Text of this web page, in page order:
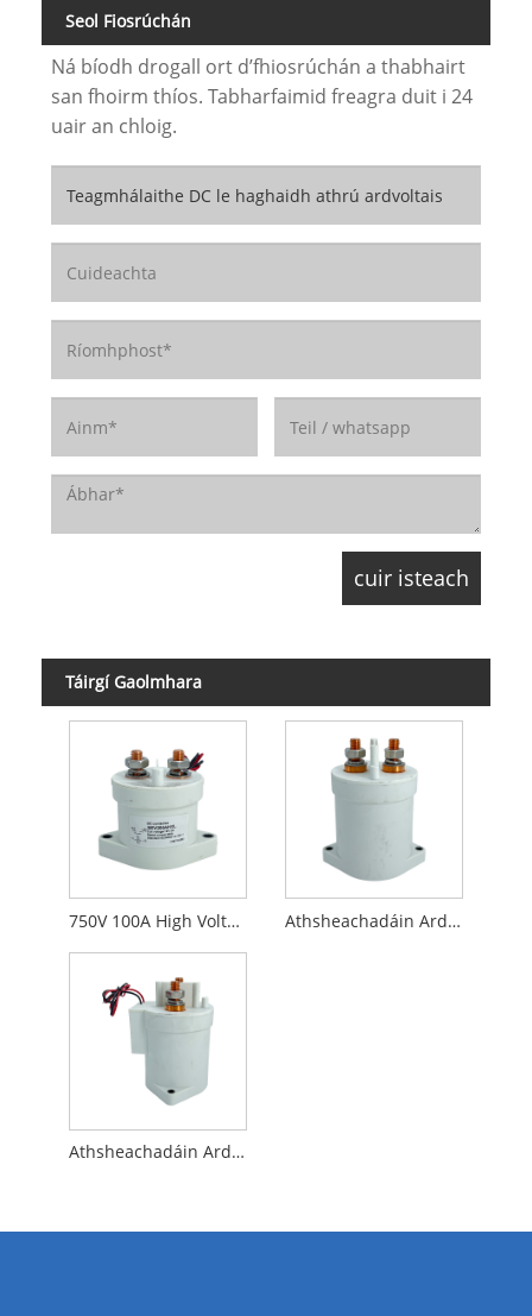
Seol Fiosrúchán
Ná bíodh drogall ort d’fhiosrúchán a thabhairt
san fhoirm thíos. Tabharfaimid freagra duit i 24
uair an chloig.
Táirgí Gaolmhara
750V 100A High Voltas DC Athsheachadáin DC Athsheachadáin Ardvoltais DC DC le haghaidh Feithiclí Leictreacha
Athsheachadáin Ardvoltais DC DC do Chóras Gréine agus Cumarsáide